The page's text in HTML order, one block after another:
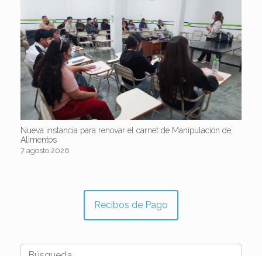
Nueva instancia para renovar el carnet de Manipulación de
Alimentos
7 agosto 2026
Recibos de Pago
Buscar: